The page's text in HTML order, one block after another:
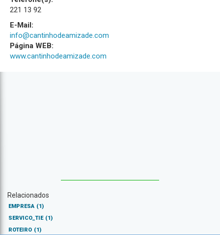
221 13 92
E-Mail:
info@cantinhodeamizade.com
Página WEB:
www.cantinhodeamizade.com
Relacionados
EMPRESA (1)
SERVICO_TIE (1)
ROTEIRO (1)